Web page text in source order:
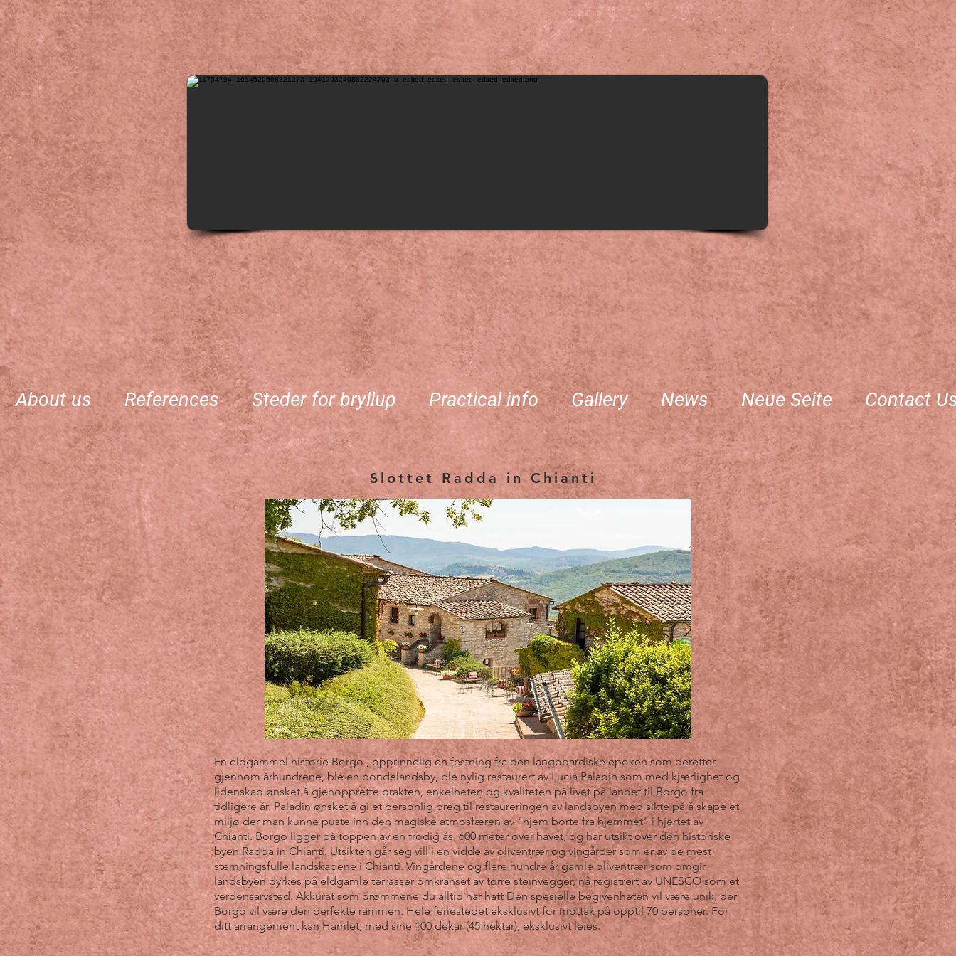
About us References Steder for bryllup Practical info Gallery News Neue Seite Contact
Slottet Radda in Chianti
En eldgammel historie Borgo , opprinnelig en festning fra den langobardiske epoken som deretter,
gjennom århundrene, ble en bondelandsby, ble nylig restaurert av Lucia Paladin som med kjærlighet og
lidenskap ønsket å gjenopprette prakten, enkelheten og kvaliteten på livet på landet til Borgo fra
tidligere år. Paladin ønsket å gi et personlig preg til restaureringen av landsbyen med sikte på å skape et
miljø der man kunne puste inn den magiske atmosfæren av "hjem borte fra hjemmet" i hjertet av
Chianti. Borgo ligger på toppen av en frodig ås, 600 meter over havet, og har utsikt over den historiske
byen Radda in Chianti. Utsikten går seg vill i en vidde av oliventrær og vingårder som er av de mest
stemningsfulle landskapene i Chianti. Vingårdene og flere hundre år gamle oliventrær som omgir
landsbyen dyrkes på eldgamle terrasser omkranset av tørre steinvegger, nå registrert av UNESCO som et
verdensarvsted. Akkurat som drømmene du alltid har hatt Den spesielle begivenheten vil være unik, der
Borgo vil være den perfekte rammen. Hele feriestedet eksklusivt for mottak på opptil 70 personer. For
ditt arrangement kan Hamlet, med sine 100 dekar (45 hektar), eksklusivt leies.